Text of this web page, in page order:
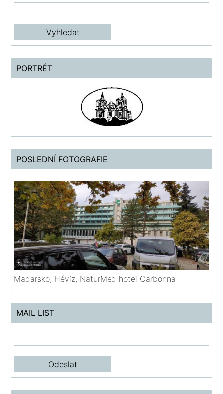
PORTRÉT
POSLEDNÍ FOTOGRAFIE
Maďarsko, Hévíz, NaturMed hotel Carbonna
MAIL LIST